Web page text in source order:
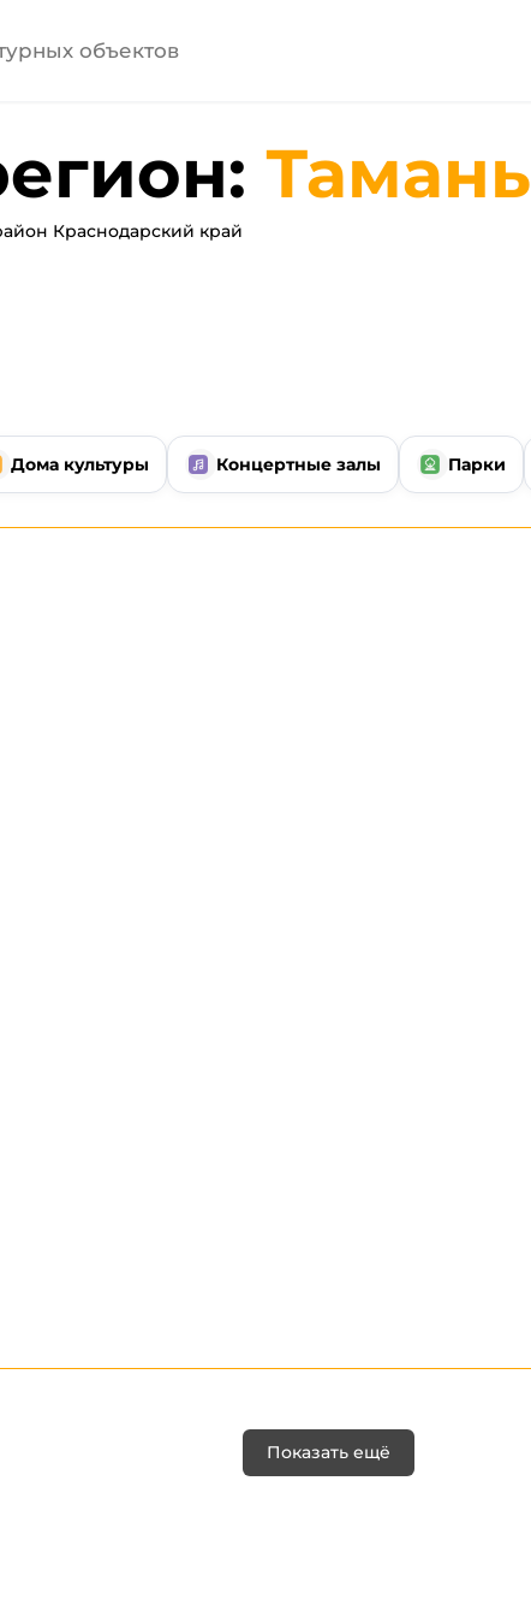
Тамань
Краснодарский край
Дома культуры Концертные залы Парки
Показать ещё